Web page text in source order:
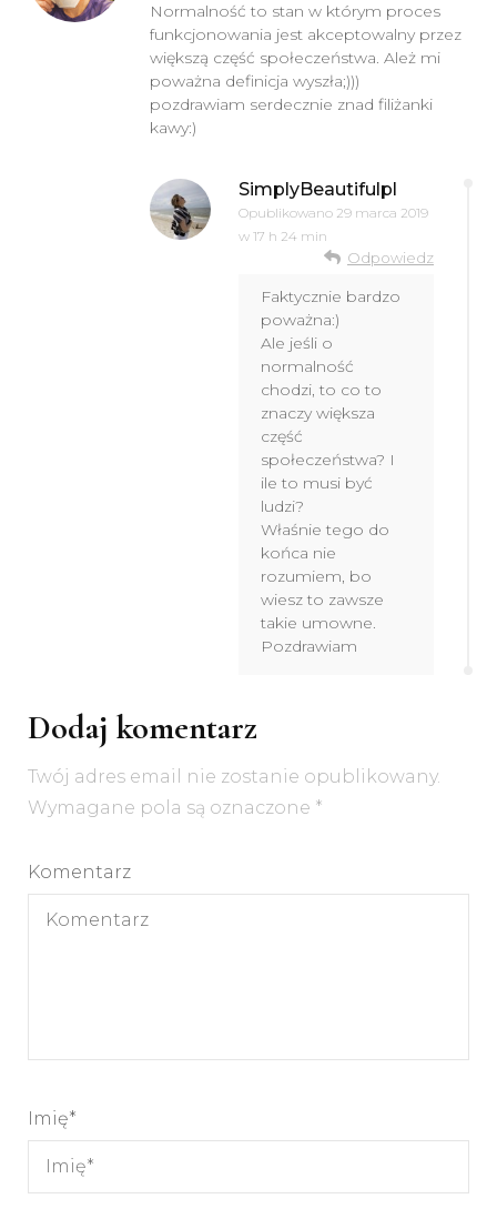
Normalność to stan w którym proces
funkcjonowania jest akceptowalny przez
większą część społeczeństwa. Ależ mi
poważna definicja wyszła;)))
pozdrawiam serdecznie znad filiżanki
kawy:)
SimplyBeautifulpl
Opublikowano 29 marca 2019
w 17 h 24 min
Odpowiedz
Faktycznie bardzo
poważna:)
Ale jeśli o
normalność
chodzi, to co to
znaczy większa
część
społeczeństwa? I
ile to musi być
ludzi?
Właśnie tego do
końca nie
rozumiem, bo
wiesz to zawsze
takie umowne.
Pozdrawiam
Dodaj komentarz
Twój adres email nie zostanie opublikowany.
Wymagane pola są oznaczone *
Komentarz
Imię*